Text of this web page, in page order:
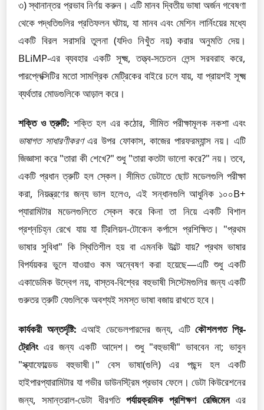
৩) স্থানান্তর প্রভাব নির্ণয় করুন। এটি মানব দ্বিতীয় ভাষা অর্জন গবেষণা
থেকে পদ্ধতিগুলির প্রতিফলন ঘটায়, যা মানব এবং মেশিন লার্নিংয়ের মধ্যে
একটি বিরল সরাসরি তুলনা (যদিও নিখুঁত নয়) করার অনুমতি দেয়।
BLiMP-এর ব্যবহার একটি সূক্ষ্ম, তত্ত্ব-সচেতন লেন্স সরবরাহ করে,
পারপ্লেক্সিটির মতো সামগ্রিক মেট্রিকের বাইরে চলে যায়, যা প্রায়শই সূক্ষ্ম
ব্যর্থতার মোডগুলিকে আড়াল করে।
শক্তি ও ত্রুটি: শক্তি হল এর কঠোর, সীমিত পরীক্ষামূলক নকশা এবং
ভাষাগত সাধারণীকরণএর উপর ফোকাস, কাজের পারফরম্যান্স নয়। এটি
জিজ্ঞাসা করে "তারা কী শেখে?" শুধু "তারা কতটা ভালো করে?" নয়। তবে,
একটি প্রধান ত্রুটি হল স্কেল। সীমিত ডেটাতে ছোট মডেলগুলি পরীক্ষা
করা, নিয়ন্ত্রণের জন্য ভাল হলেও, এই সন্ধানগুলি আধুনিক ১০০B+
প্যারামিটার মডেলগুলিতে স্কেল করে কিনা তা নিয়ে একটি বিশাল
প্রশ্নচিহ্ন রেখে যায় যা ট্রিলিয়ন-টোকেন কর্পাসে প্রশিক্ষিত। "প্রথম
ভাষার সুবিধা" কি স্থিতিশীল হয় বা এমনকি উল্টে যায়? প্রথম ভাষার
বিপর্যয়কর ভুলে যাওয়াও কম অন্বেষণ করা হয়েছে—এটি শুধু একটি
একাডেমিক উদ্বেগ নয়, বাস্তব-বিশ্বের বহুভাষী সিস্টেমগুলির জন্য একটি
গুরুতর ত্রুটি যেগুলিকে অবশ্যই সমস্ত ভাষা বজায় রাখতে হবে।
কার্যকরী অন্তর্দৃষ্টি: এআই ডেভেলপারদের জন্য, এটিকৌশলগত প্রি-
ট্রেনিংএর জন্য একটি আদেশ। শুধু "বহুভাষী" ভাববেন না; ভাবুন
"স্ক্যাফোল্ডেড বহুভাষী।" বেস ভাষা(গুলি) এর পছন্দ হল একটি
হাইপারপ্যারামিটার যা গভীর ডাউনস্ট্রিম প্রভাব ফেলে। ডেটা কিউরেশনের
জন্য, সমান্তরাল-ডেটা ধীরগতি পর্যায়ক্রমিক প্রশিক্ষণ রেজিমেনএর